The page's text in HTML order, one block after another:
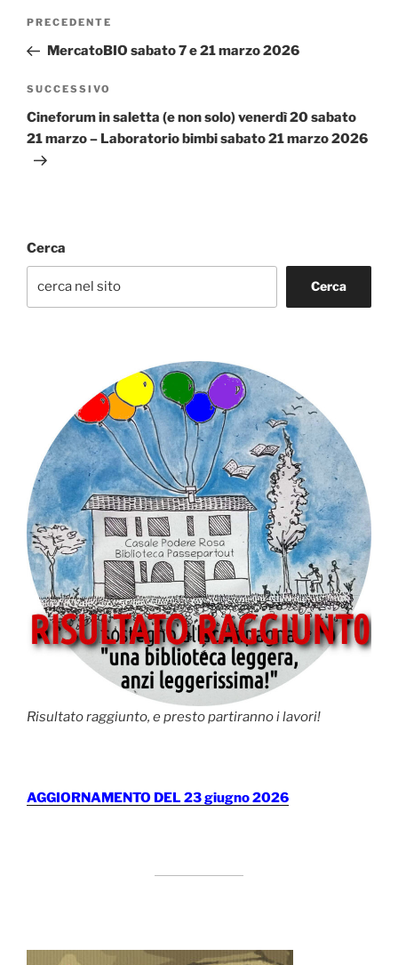
Navigazione
Articolo
precedente:
PRECEDENTE
MercatoBIO sabato 7 e 21 marzo 2026
Articolo
successivo
SUCCESSIVO
Cineforum in saletta (e non solo) venerdì 20 sabato
21 marzo – Laboratorio bimbi sabato 21 marzo 2026
Cerca
Cerca
Risultato raggiunto, e presto partiranno i lavori!
AGGIORNAMENTO DEL 23 giugno 2026